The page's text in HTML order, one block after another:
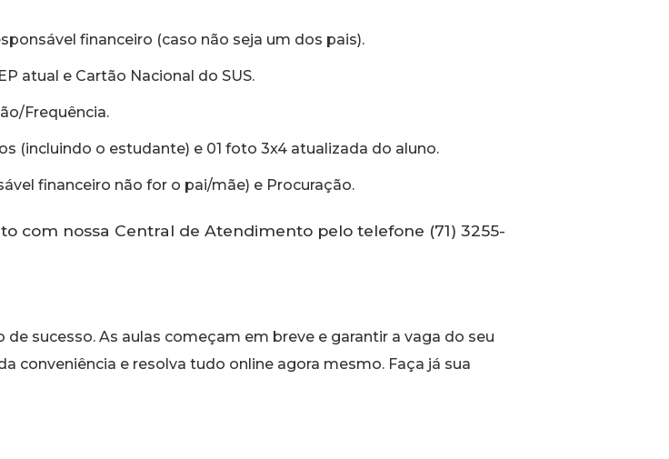
financeiro (caso não seja um dos pais).
atual e Cartão Nacional do SUS.
Frequência.
(incluindo o estudante) e 01 foto 3x4 atualizada do aluno.
financeiro não for o pai/mãe) e Procuração.
com nossa Central de Atendimento pelo telefone (71) 3255-
sucesso. As aulas começam em breve e garantir a vaga do seu
conveniência e resolva tudo online agora mesmo. Faça já sua